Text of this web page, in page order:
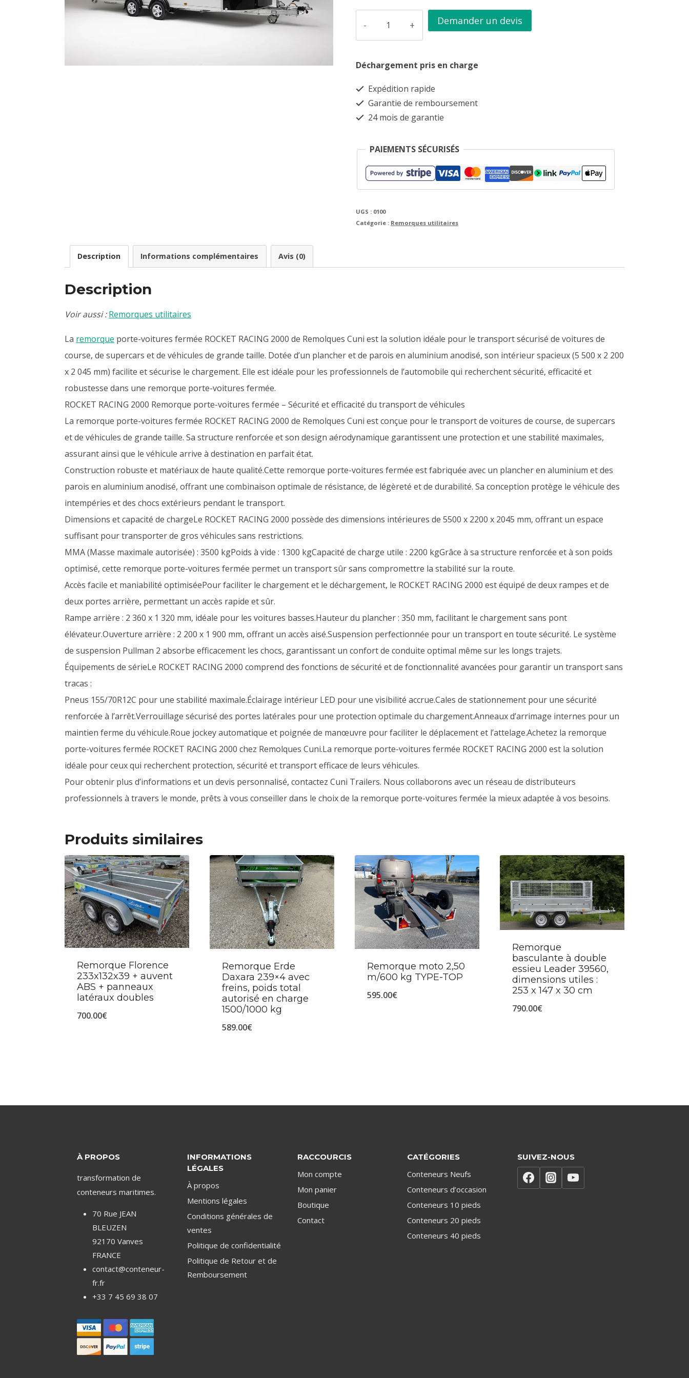
fermée
mesurant
2360
x
mm
Demander un devis
Déchargement pris en charge
Expédition rapide
Garantie de remboursement
24 mois de garantie
PAIEMENTS SÉCURISÉS
UGS : 0100
Catégorie : Remorques utilitaires
Description Informations complémentaires Avis (0)
Description
Voir aussi : Remorques utilitaires
La remorque porte-voitures fermée ROCKET RACING 2000 de Remolques Cuni est la solution idéale pour le transport sécurisé de voitures de
course, de supercars et de véhicules de grande taille. Dotée d’un plancher et de parois en aluminium anodisé, son intérieur spacieux (5 500 x 2 200
x 2 045 mm) facilite et sécurise le chargement. Elle est idéale pour les professionnels de l’automobile qui recherchent sécurité, efficacité et
robustesse dans une remorque porte-voitures fermée.
ROCKET RACING 2000 Remorque porte-voitures fermée – Sécurité et efficacité du transport de véhicules
La remorque porte-voitures fermée ROCKET RACING 2000 de Remolques Cuni est conçue pour le transport de voitures de course, de supercars
et de véhicules de grande taille. Sa structure renforcée et son design aérodynamique garantissent une protection et une stabilité maximales,
assurant ainsi que le véhicule arrive à destination en parfait état.
Construction robuste et matériaux de haute qualité.Cette remorque porte-voitures fermée est fabriquée avec un plancher en aluminium et des
parois en aluminium anodisé, offrant une combinaison optimale de résistance, de légèreté et de durabilité. Sa conception protège le véhicule des
intempéries et des chocs extérieurs pendant le transport.
Dimensions et capacité de chargeLe ROCKET RACING 2000 possède des dimensions intérieures de 5500 x 2200 x 2045 mm, offrant un espace
suffisant pour transporter de gros véhicules sans restrictions.
MMA (Masse maximale autorisée) : 3500 kgPoids à vide : 1300 kgCapacité de charge utile : 2200 kgGrâce à sa structure renforcée et à son poids
optimisé, cette remorque porte-voitures fermée permet un transport sûr sans compromettre la stabilité sur la route.
Accès facile et maniabilité optimiséePour faciliter le chargement et le déchargement, le ROCKET RACING 2000 est équipé de deux rampes et de
deux portes arrière, permettant un accès rapide et sûr.
Rampe arrière : 2 360 x 1 320 mm, idéale pour les voitures basses.Hauteur du plancher : 350 mm, facilitant le chargement sans pont
élévateur.Ouverture arrière : 2 200 x 1 900 mm, offrant un accès aisé.Suspension perfectionnée pour un transport en toute sécurité. Le système
de suspension Pullman 2 absorbe efficacement les chocs, garantissant un confort de conduite optimal même sur les longs trajets.
Équipements de sérieLe ROCKET RACING 2000 comprend des fonctions de sécurité et de fonctionnalité avancées pour garantir un transport sans
tracas :
Pneus 155/70R12C pour une stabilité maximale.Éclairage intérieur LED pour une visibilité accrue.Cales de stationnement pour une sécurité
renforcée à l’arrêt.Verrouillage sécurisé des portes latérales pour une protection optimale du chargement.Anneaux d’arrimage internes pour un
maintien ferme du véhicule.Roue jockey automatique et poignée de manœuvre pour faciliter le déplacement et l’attelage.Achetez la remorque
porte-voitures fermée ROCKET RACING 2000 chez Remolques Cuni.La remorque porte-voitures fermée ROCKET RACING 2000 est la solution
idéale pour ceux qui recherchent protection, sécurité et transport efficace de leurs véhicules.
Pour obtenir plus d’informations et un devis personnalisé, contactez Cuni Trailers. Nous collaborons avec un réseau de distributeurs
professionnels à travers le monde, prêts à vous conseiller dans le choix de la remorque porte-voitures fermée la mieux adaptée à vos besoins.
Produits similaires
Remorque Florence
233x132x39 + auvent
ABS + panneaux
latéraux doubles
700.00€
Remorque Erde
Daxara 239×4 avec
freins, poids total
autorisé en charge
1500/1000 kg
589.00€
Remorque moto 2,50
m/600 kg TYPE-TOP
595.00€
Remorque
basculante à double
essieu Leader 39560,
dimensions utiles :
253 x 147 x 30 cm
790.00€
À PROPOS
transformation de
conteneurs maritimes.
70 Rue JEAN
BLEUZEN
92170 Vanves
FRANCE
contact@conteneur-
fr.fr
+33 7 45 69 38 07
INFORMATIONS
LÉGALES
À propos
Mentions légales
Conditions générales de
ventes
Politique de confidentialité
Politique de Retour et de
Remboursement
RACCOURCIS
Mon compte
Mon panier
Boutique
Contact
CATÉGORIES
Conteneurs Neufs
Conteneurs d’occasion
Conteneurs 10 pieds
Conteneurs 20 pieds
Conteneurs 40 pieds
SUIVEZ-NOUS